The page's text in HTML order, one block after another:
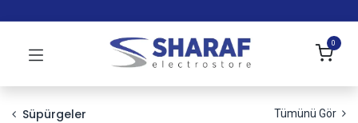
0
Süpürgeler Tümünü Gör